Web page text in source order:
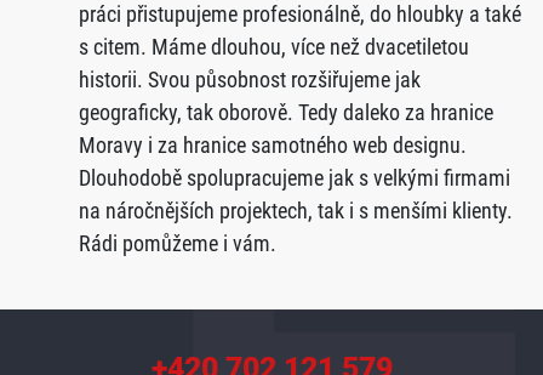
práci přistupujeme profesionálně, do hloubky a také
s citem. Máme dlouhou, více než dvacetiletou
historii. Svou působnost rozšiřujeme jak
geograficky, tak oborově. Tedy daleko za hranice
Moravy i za hranice samotného web designu.
Dlouhodobě spolupracujeme jak s velkými firmami
na náročnějších projektech, tak i s menšími klienty.
Rádi pomůžeme i vám.